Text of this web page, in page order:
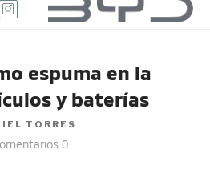
espuma en la
y baterías
TORRES
0